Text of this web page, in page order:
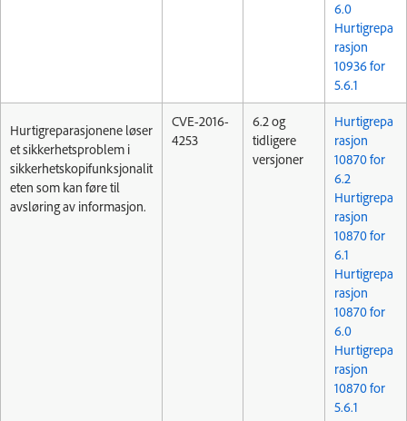
6.0
Hurtigrepa
rasjon
10936 for
5.6.1
Hurtigreparasjonene løser
et sikkerhetsproblem i
sikkerhetskopifunksjonalit
eten som kan føre til
avsløring av informasjon.
CVE-2016-
4253
6.2 og
tidligere
versjoner
Hurtigrepa
rasjon
10870 for
6.2
Hurtigrepa
rasjon
10870 for
6.1
Hurtigrepa
rasjon
10870 for
6.0
Hurtigrepa
rasjon
10870 for
5.6.1